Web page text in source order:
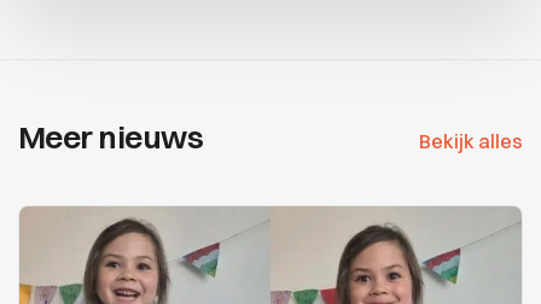
Meer nieuws Bekijk alles